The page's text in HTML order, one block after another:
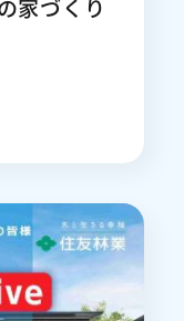
家づくり